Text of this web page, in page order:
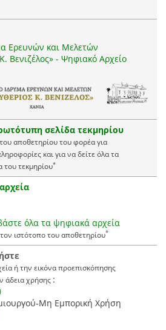
Ερευνών και Μελετών
Βενιζέλος» - Ψηφιακό Αρχείο
σελίδα τεκμηρίου
αποθετηρίου του φορέα για
και για να δείτε όλα τα
του τεκμηρίου*
όλα τα ψηφιακά αρχεία
ιστότοπο του αποθετηρίου*
ή την εικόνα προεπισκόπησης
άδεια χρήσης :
Μη Εμπορική Χρήση